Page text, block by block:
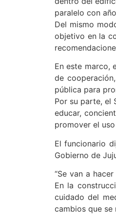
paralelo con
Del mismo
objetivo en la
En este marco,
de
pública para
Por su parte, el
educar,
promover el
El funcionario
Gobierno de
“Se van a
En la
cuidado del
cambios que se